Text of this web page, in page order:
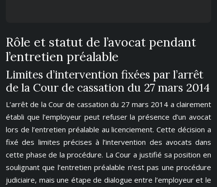
Rôle et statut de l’avocat pendant
l’entretien préalable
Limites d’intervention fixées par l’arrêt
de la Cour de cassation du 27 mars 2014
L’arrêt de la Cour de cassation du 27 mars 2014 a clairement
établi que l’employeur peut refuser la présence d’un avocat
lors de l’entretien préalable au licenciement. Cette décision a
fixé des limites précises à l’intervention des avocats dans
cette phase de la procédure. La Cour a justifié sa position en
soulignant que l’entretien préalable n’est pas une procédure
judiciaire, mais une étape de dialogue entre l’employeur et le